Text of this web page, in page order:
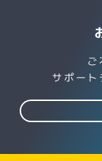
ご
サポート